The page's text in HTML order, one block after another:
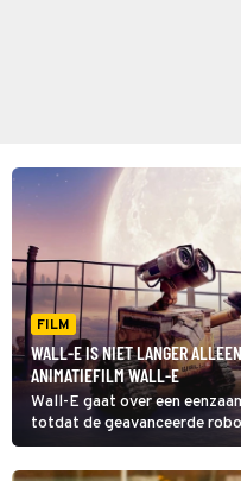
FILM
WALL-E IS NIET LANGER
ANIMATIEFILM WALL-E
Wall-E gaat over een
totdat de geavanceerde
haar ruimteschip
avontuur.